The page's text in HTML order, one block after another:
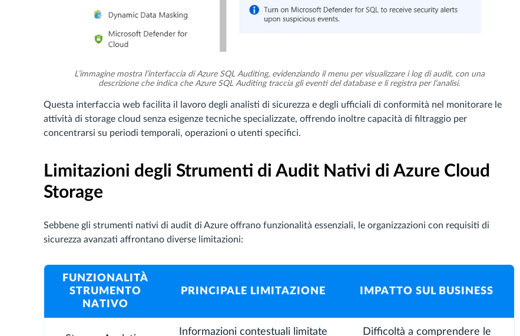
L’immagine mostra l’interfaccia di Azure SQL Auditing, evidenziando il menu per visualizzare i log di audit, con una
descrizione che indica che Azure SQL Auditing traccia gli eventi del database e li registra per l’analisi.
Questa interfaccia web facilita il lavoro degli analisti di sicurezza e degli ufficiali di conformità nel monitorare le
attività di storage cloud senza esigenze tecniche specializzate, offrendo inoltre capacità di filtraggio per
concentrarsi su periodi temporali, operazioni o utenti specifici.
Limitazioni degli Strumenti di Audit Nativi di Azure Cloud
Storage
Sebbene gli strumenti nativi di audit di Azure offrano funzionalità essenziali, le organizzazioni con requisiti di
sicurezza avanzati affrontano diverse limitazioni:
FUNZIONALITÀ
STRUMENTO
NATIVO
PRINCIPALE LIMITAZIONE IMPATTO SUL BUSINESS
Informazioni contestuali limitate Difficoltà a comprendere le